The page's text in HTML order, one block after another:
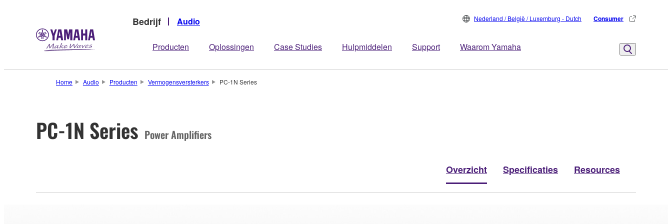
Bedrijf Audio
Producten Oplossingen Case Studies Hulpmiddelen Support Waarom Yamaha
Nederland / België / Luxemburg - Dutch Consumer
Home Audio Producten Vermogensversterkers PC-1N Series
PC-1N Series Power Amplifiers
Overzicht Specificaties Resources